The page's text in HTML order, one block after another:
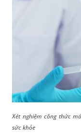
Xét nghiệm công thức
sức khỏe